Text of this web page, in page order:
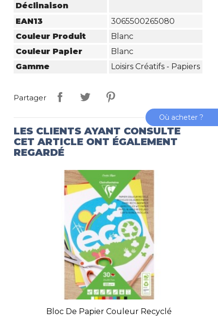
Déclinaison
EAN13
3065500265080
Couleur Produit
Blanc
Couleur Papier
Blanc
Gamme
Loisirs Créatifs - Papiers
Partager
LES CLIENTS AYANT CONSULTÉ
CET ARTICLE ONT ÉGALEMENT
REGARDÉ
Bloc De Papier Couleur Recyclé
Où acheter ?